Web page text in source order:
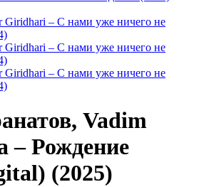
Vadim
– Рождение
(2025)